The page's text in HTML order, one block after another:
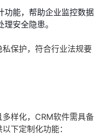
功能，帮助企业监控数据
安全隐患。
保护，符合行业法规要
样化，CRM软件需具备
下定制化功能：